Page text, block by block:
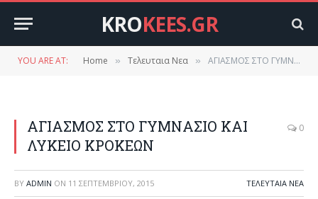
KROKEES.GR
YOU ARE AT: Home » Τελευταια Νεα » ΑΓΙΑΣΜΟΣ ΣΤΟ ΓΥΜΝΑΣΙΟ ΚΑΙ ΛΥΚΕΙΟ ΚΡΟΚΕΩΝ
ΑΓΙΑΣΜΟΣ ΣΤΟ ΓΥΜΝΑΣΙΟ ΚΑΙ
ΛΥΚΕΙΟ ΚΡΟΚΕΩΝ
0
BY ADMIN ON 11 ΣΕΠΤΕΜΒΡΊΟΥ, 2015 ΤΕΛΕΥΤΑΙΑ ΝΕΑ